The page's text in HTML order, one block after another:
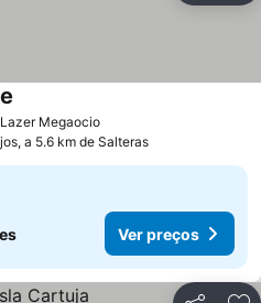
MegaocioVer preços
a 5.6 km de Salteras
Ver preços